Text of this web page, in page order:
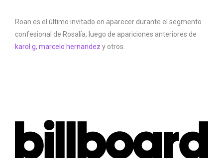
Roan es el último invitado en aparecer durante el segmento
confesional de Rosalía, luego de apariciones anteriores de
karol g, marcelo hernandez y otros.